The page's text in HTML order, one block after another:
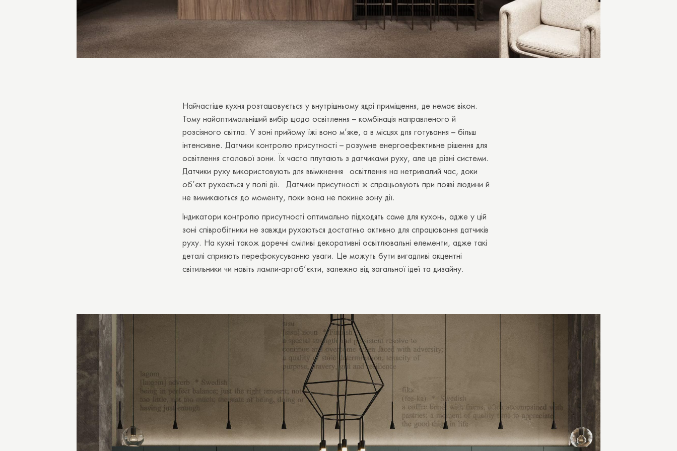
Найчастіше кухня розташовується у внутрішньому ядрі приміщення, де немає вікон.
Тому найоптимальніший вибір щодо освітлення – комбінація направленого й
розсіяного світла. У зоні прийому їжі воно м’яке, а в місцях для готування – більш
інтенсивне. Датчики контролю присутності – розумне енергоефективне рішення для
освітлення столової зони. Їх часто плутають з датчиками руху, але це різні системи.
Датчики руху використовують для ввімкнення освітлення на нетривалий час, доки
об’єкт рухається у полі дії. Датчики присутності ж спрацьовують при появі людини й
не вимикаються до моменту, поки вона не покине зону дії.
Індикатори контролю присутності оптимально підходять саме для кухонь, адже у цій
зоні співробітники не завжди рухаються достатньо активно для спрацювання датчиків
руху. На кухні також доречні сміливі декоративні освітлювальні елементи, адже такі
деталі сприяють перефокусуванню уваги. Це можуть бути вигадливі акцентні
світильники чи навіть лампи-артоб’єкти, залежно від загальної ідеї та дизайну.